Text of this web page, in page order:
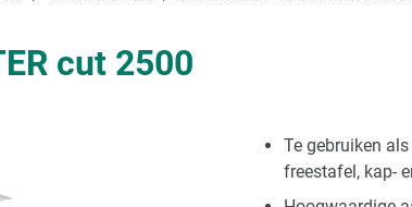
cut 2500
Te gebruiken
freestafel, kap-